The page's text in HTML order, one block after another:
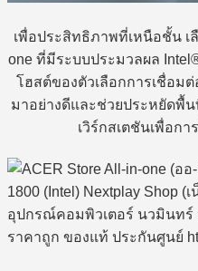
เพื่อประสิทธิภาพที่เหนือชั้น เ
one ที่มีระบบประมวลผล
โฮสต์ของตัวเลือกการเชื่อม
มาอย่างดีและช่วยประหยัดพื้
เวิร์กสเตชันเพื่อก